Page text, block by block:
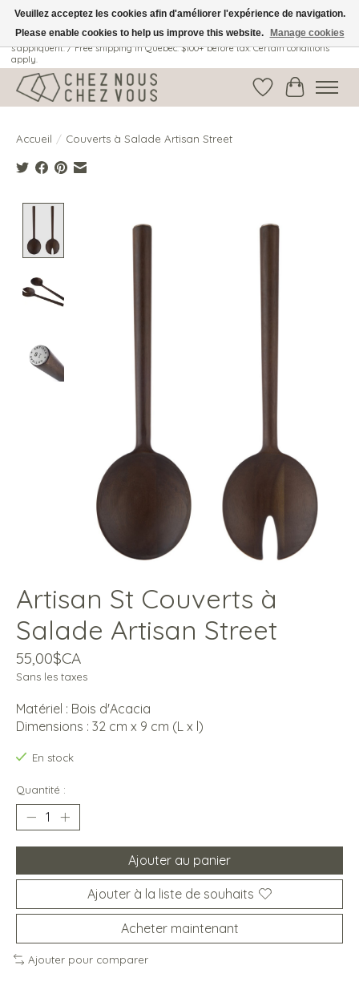
Livraison gratuite au Québec: 100$ + avant taxes. Certaines conditions
s'appliquent. / Free shipping in Quebec: $100+ before tax. Certain conditions
apply.
Liste dePanier
Accueil / Couverts à Salade Artisan Street
Artisan St Couverts à
Salade Artisan Street
55,00$CA
Sans les taxes
Matériel : Bois d'Acacia
Dimensions : 32 cm x 9 cm (L x l)
En stock
Quantité :
Ajouter au panier
Ajouter à la liste de souhaits
Acheter maintenant
Ajouter pour comparer
Veuillez acceptez les cookies afin d'améliorer l'expérience de navigation.
Please enable cookies to help us improve this website.
Manage cookies